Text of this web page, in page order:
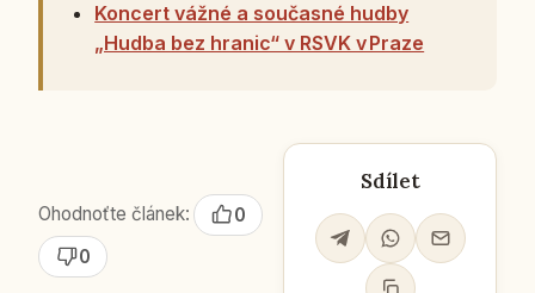
Koncert vážné a současné hudby
„Hudba bez hranic“ v RSVK v Praze
Ohodnoťte článek:
0
0
Sdílet